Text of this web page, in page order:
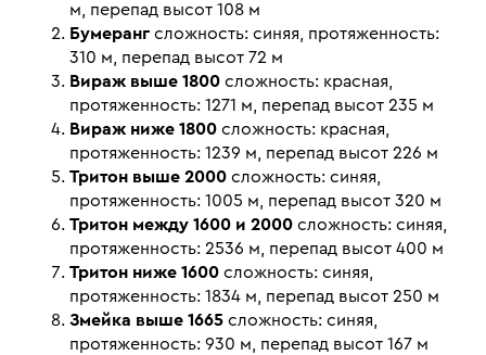
м, перепад высот 108 м
Бумеранг сложность: синяя, протяженность:
310 м, перепад высот 72 м
Вираж выше 1800 сложность: красная,
протяженность: 1271 м, перепад высот 235 м
Вираж ниже 1800 сложность: красная,
протяженность: 1239 м, перепад высот 226 м
Тритон выше 2000 сложность: синяя,
протяженность: 1005 м, перепад высот 320 м
Тритон между 1600 и 2000 сложность: синяя,
протяженность: 2536 м, перепад высот 400 м
Тритон ниже 1600 сложность: синяя,
протяженность: 1834 м, перепад высот 250 м
Змейка выше 1665 сложность: синяя,
протяженность: 930 м, перепад высот 167 м